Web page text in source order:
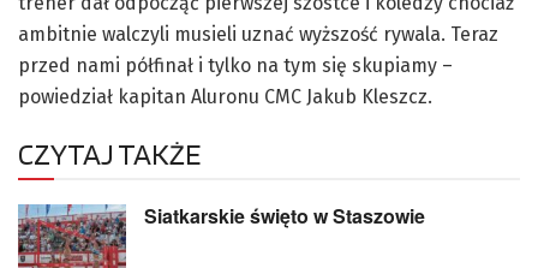
ambitnie walczyli musieli uznać wyższość rywala. Teraz
przed nami półfinał i tylko na tym się skupiamy –
powiedział kapitan Aluronu CMC Jakub Kleszcz.
CZYTAJ TAKŻE
Siatkarskie święto w Staszowie